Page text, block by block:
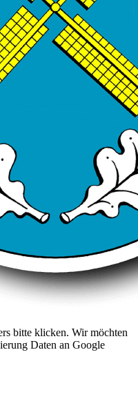
bitte klicken. Wir möchten
Daten an Google